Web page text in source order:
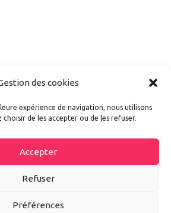
des cookies
expérience de navigation, nous utilisons
choisir de les accepter ou de les refuser.
Accepter
Refuser
Préférences